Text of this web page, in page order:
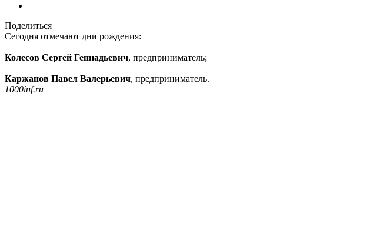
Поделиться
Сегодня отмечают дни рождения:
Колесов Сергей Геннадьевич, предприниматель;
Каржанов Павел Валерьевич, предприниматель.
1000inf.ru